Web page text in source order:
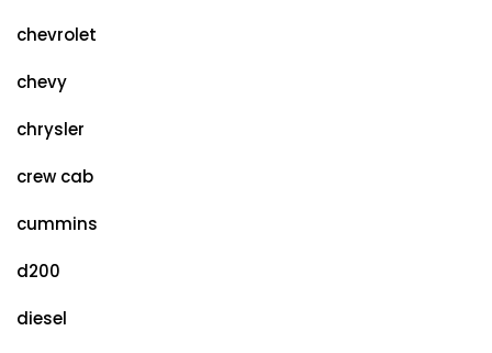
chevrolet
chevy
chrysler
crew cab
cummins
d200
diesel